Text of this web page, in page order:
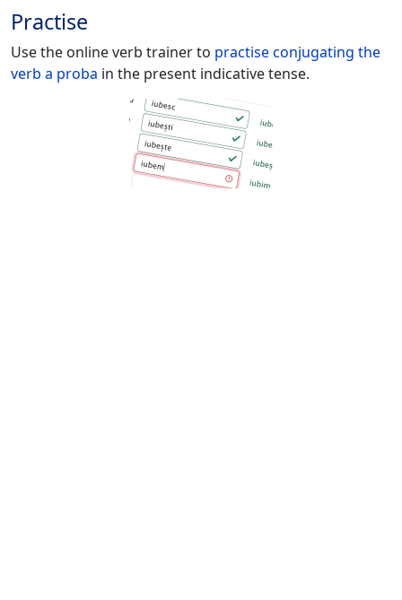
Practise
Use the online verb trainer to practise conjugating the
verb a proba in the present indicative tense.